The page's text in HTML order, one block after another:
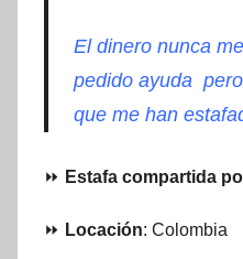
El dinero nunca
pedido ayuda
que me han
⏩ Estafa compartida
⏩ Locación: Colombia